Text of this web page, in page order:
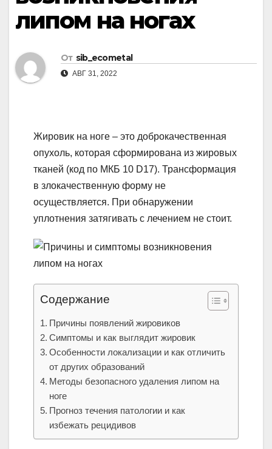
липом на ногах
От sib_ecometal
АВГ 31, 2022
Жировик на ноге – это доброкачественная
опухоль, которая сформирована из жировых
тканей (код по МКБ 10 D17). Трансформация
в злокачественную форму не
осуществляется. При обнаружении
уплотнения затягивать с лечением не стоит.
Содержание
Причины появлений жировиков
Симптомы и как выглядит жировик
Особенности локализации и как отличить
от других образований
Методы безопасного удаления липом на
ноге
Прогноз течения патологии и как
избежать рецидивов